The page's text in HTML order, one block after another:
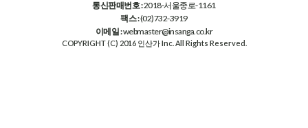
통신판매번호 :2018-서울종로-1161
팩스 :(02)732-3919
이메일 :webmaster@insanga.co.kr
COPYRIGHT (C) 2016 인산가 Inc. All Rights Reserved.